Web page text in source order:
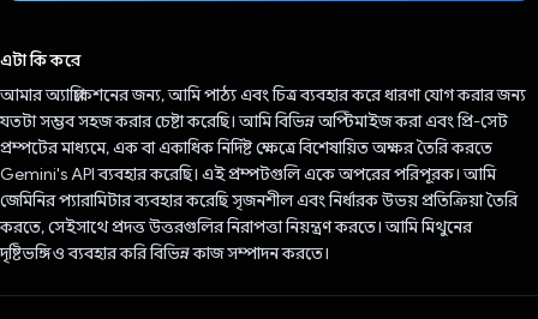
এটা কি করে
আমার অ্যাপ্লিকেশনের জন্য, আমি পাঠ্য এবং চিত্র ব্যবহার করে ধারণা যোগ করার জন্য
যতটা সম্ভব সহজ করার চেষ্টা করেছি। আমি বিভিন্ন অপ্টিমাইজ করা এবং প্রি-সেট
প্রম্পটের মাধ্যমে, এক বা একাধিক নির্দিষ্ট ক্ষেত্রে বিশেষায়িত অক্ষর তৈরি করতে
Gemini's API ব্যবহার করেছি। এই প্রম্পটগুলি একে অপরের পরিপূরক। আমি
জেমিনির প্যারামিটার ব্যবহার করেছি সৃজনশীল এবং নির্ধারক উভয় প্রতিক্রিয়া তৈরি
করতে, সেইসাথে প্রদত্ত উত্তরগুলির নিরাপত্তা নিয়ন্ত্রণ করতে। আমি মিথুনের
দৃষ্টিভঙ্গিও ব্যবহার করি বিভিন্ন কাজ সম্পাদন করতে।